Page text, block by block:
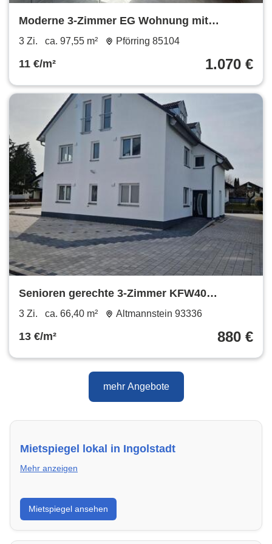
Moderne 3-Zimmer EG Wohnung mit
Terrasse, Tiefgarage und Garten in Pförring
3 Zi. ca. 97,55 m² Pförring 85104
11 €/m² 1.070 €
Senioren gerechte 3-Zimmer KFW40
Terrassen Wohnung in Pförring
3 Zi. ca. 66,40 m² Altmannstein 93336
13 €/m² 880 €
mehr Angebote
Mietspiegel lokal in Ingolstadt
Mehr anzeigen
Erhalte einen Überblick über die aktuellen Mietpreise
regional in Ingolstadt. So weißt du genau, welche
Miete fair ist und wo sich ein Vergleich lohnt.
Mietspiegel ansehen